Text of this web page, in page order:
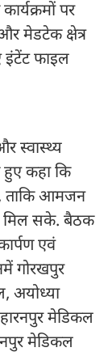
पर
मेडटेक क्षेत्र
फाइल
स्वास्थ्य
हुए कहा कि
ताकि आमजन
मिल सके. बैठक
एवं
गोरखपुर
अयोध्या
मेडिकल
मेडिकल